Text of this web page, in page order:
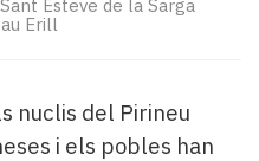
Esteve de la Sarga
Erill
nuclis del Pirineu
i els pobles han